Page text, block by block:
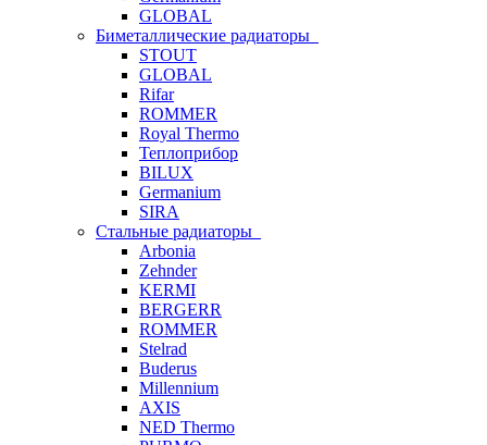
GLOBAL
Биметаллические радиаторы
STOUT
GLOBAL
Rifar
ROMMER
Royal Thermo
Теплоприбор
BILUX
Germanium
SIRA
Стальные радиаторы
Arbonia
Zehnder
KERMI
BERGERR
ROMMER
Stelrad
Buderus
Millennium
AXIS
NED Thermo